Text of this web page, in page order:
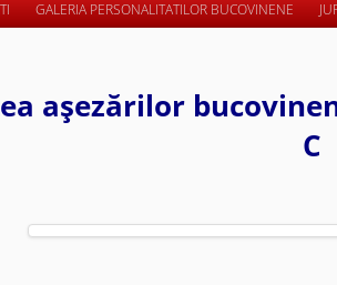
GALERIA PERSONALITATILOR BUCOVINENE
aşezărilor
C